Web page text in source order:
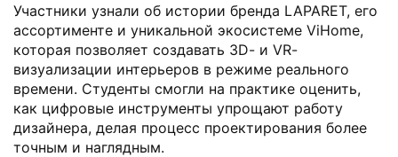
Участники узнали об истории бренда LAPARET, его
ассортименте и уникальной экосистеме ViHome,
которая позволяет создавать 3D- и VR-
визуализации интерьеров в режиме реального
времени. Студенты смогли на практике оценить,
как цифровые инструменты упрощают работу
дизайнера, делая процесс проектирования более
точным и наглядным.